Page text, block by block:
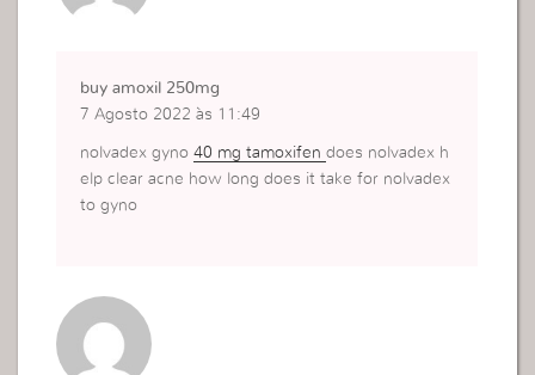
buy amoxil 250mg
7 Agosto 2022 às 11:49
nolvadex gyno40 mg tamoxifendoes nolvadex h
elp clear acne how long does it take for nolvadex
to gyno